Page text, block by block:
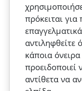
πρόκειται για
αντιληφθείτε
κάποια
προειδοποιεί
αντίθετα να